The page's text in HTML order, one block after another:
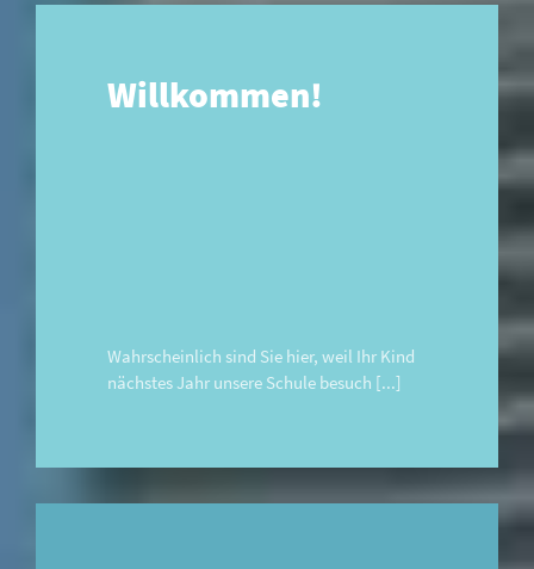
Willkommen!
Wahrscheinlich sind Sie hier, weil Ihr Kind
nächstes Jahr unsere Schule besuch [...]